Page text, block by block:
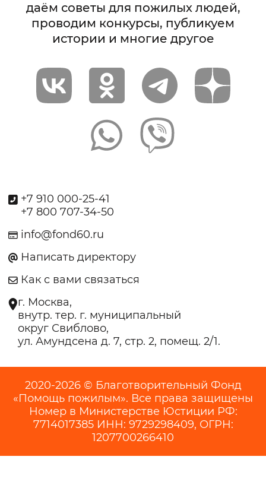
даём советы для пожилых людей,
проводим конкурсы, публикуем
истории и многие другое
+7 910 000-25-41
+7 800 707-34-50
info@fond60.ru
Написать директору
Как с вами связаться
г. Москва,
внутр. тер. г. муниципальный
округ Свиблово,
ул. Амундсена д. 7, стр. 2, помещ. 2/1.
2020-2026 © Благотворительный Фонд
«Помощь пожилым». Все права защищены
Номер в Министерстве Юстиции РФ:
7714017385 ИНН: 9729298409, ОГРН:
1207700266410